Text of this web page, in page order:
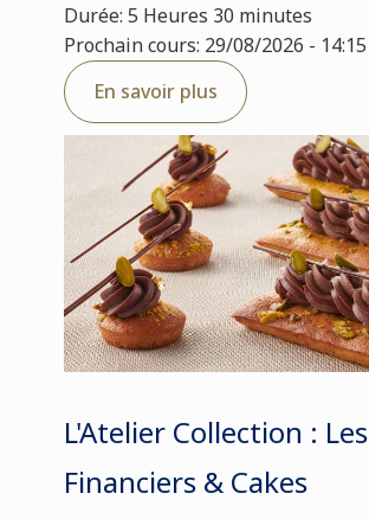
Durée: 5 Heures 30 minutes
Prochain cours: 29/08/2026 - 14:15
En savoir plus
L'Atelier Collection : Les
Financiers & Cakes